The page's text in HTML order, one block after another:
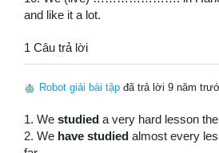
and like it a lot.
1 Câu trả lời
Robot giải bài tập đã trả lời 9 năm
1. We studied a very hard lesson
2. We have studied almost every